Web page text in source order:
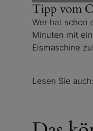
Tipp vom
Wer hat schon
Minuten mit
Eismaschine
Lesen Sie